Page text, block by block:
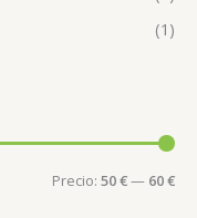
(1)
Precio: 50 €— 60 €